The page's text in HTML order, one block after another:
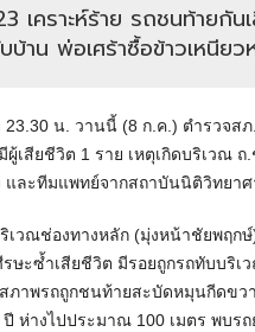
เคราะห์ร้าย รถชนท้าย
าน พ่อเศร้าซื้อข้าวเหนียว
23.30 น. วานนี้ (8 ก.ค.) ตำรวจ
เสียชีวิต 1 ราย เหตุเกิดบริเวณ
และทีมแพทย์จากสถาบันนิติวิทยา
เวณช่องทางหลัก (มุ่งหน้าชัยพฤ
ษะซ้ำเสียชีวิต มีรอยถูกรถทับบริ
ภาพรถถูกชนท้ายสะบัดหมุนกีดข
ห่างไปประมาณ 100 เมตร พบร